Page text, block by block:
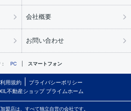
会社概要
お問い合わせ
PC スマートフォン
利用規約
プライバシーポリシー
不動産ショップ プライムホーム
盟店は、すべて独立自営の会社です。